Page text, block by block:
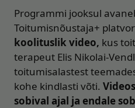
Programmi jooksul
Toitumisnõustaja+
koolituslik video, kus
terapeut Elis Nikolai-
toitumisalastest
kohe kindlasti võti.
sobival ajal ja endale